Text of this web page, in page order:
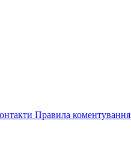
Правила коментування